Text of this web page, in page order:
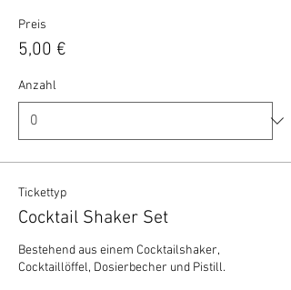
Preis
5,00 €
Anzahl
Tickettyp
Cocktail Shaker Set
Bestehend aus einem Cocktailshaker,
Cocktaillöffel, Dosierbecher und Pistill.